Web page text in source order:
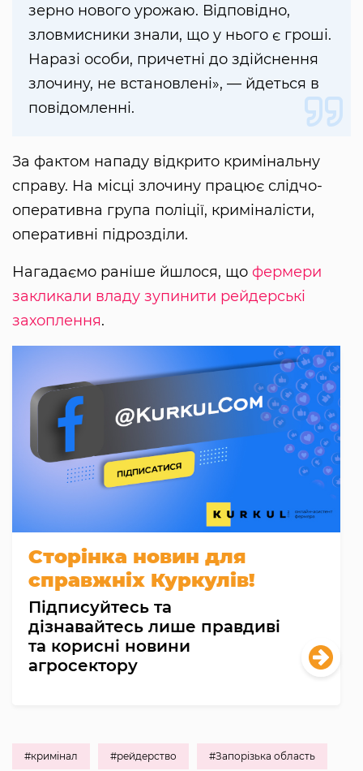
зерно нового урожаю. Відповідно,
зловмисники знали, що у нього є гроші.
Наразі особи, причетні до здійснення
злочину, не встановлені», — йдеться в
повідомленні.
За фактом нападу відкрито кримінальну
справу. На місці злочину працює слідчо-
оперативна група поліції, криміналісти,
оперативні підрозділи.
Нагадаємо раніше йшлося, що фермери
закликали владу зупинити рейдерські
захоплення.
Сторінка новин для
справжніх Куркулів!
Підписуйтесь та
дізнавайтесь лише правдиві
та корисні новини
агросектору
#кримінал #рейдерство #Запорізька область